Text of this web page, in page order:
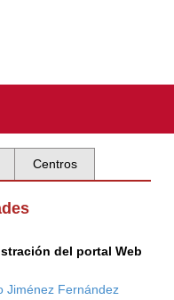
Centros
del portal Web
Jiménez Fernández